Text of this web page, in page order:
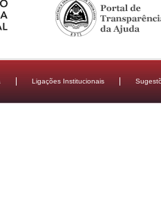
Ligações Institucionais